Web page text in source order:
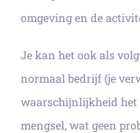
omgeving en de
Je kan het ook als
normaal bedrijf (je
waarschijnlijkheid het
mengsel, wat geen